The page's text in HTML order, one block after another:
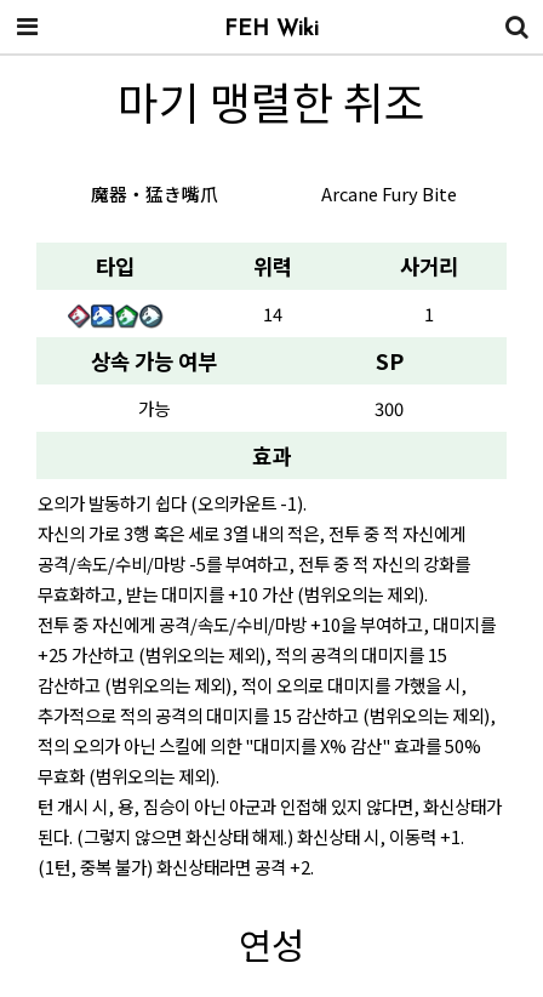
마기 맹렬한 취조
魔器・猛き嘴爪 Arcane Fury Bite
타입 위력 사거리
14 1
상속 가능 여부 SP
가능 300
효과
오의가 발동하기 쉽다 (오의카운트 -1).
자신의 가로 3행 혹은 세로 3열 내의 적은, 전투 중 적 자신에게
공격/속도/수비/마방 -5를 부여하고, 전투 중 적 자신의 강화를
무효화하고, 받는 대미지를 +10 가산 (범위오의는 제외).
전투 중 자신에게 공격/속도/수비/마방 +10을 부여하고, 대미지를
+25 가산하고 (범위오의는 제외), 적의 공격의 대미지를 15
감산하고 (범위오의는 제외), 적이 오의로 대미지를 가했을 시,
추가적으로 적의 공격의 대미지를 15 감산하고 (범위오의는 제외),
적의 오의가 아닌 스킬에 의한 "대미지를 X% 감산" 효과를 50%
무효화 (범위오의는 제외).
턴 개시 시, 용, 짐승이 아닌 아군과 인접해 있지 않다면, 화신상태가
된다. (그렇지 않으면 화신상태 해제.) 화신상태 시, 이동력 +1.
(1턴, 중복 불가) 화신상태라면 공격 +2.
연성
FEH Wiki